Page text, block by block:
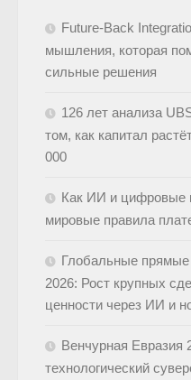
Future-Back
мышления, которая
сильные решения
126 лет анализа
том, как капитал
000
Как ИИ и цифровые
мировые правила
Глобальные прямые
2026: Рост крупных
ценности через ИИ и
Венчурная Евразия
технологический